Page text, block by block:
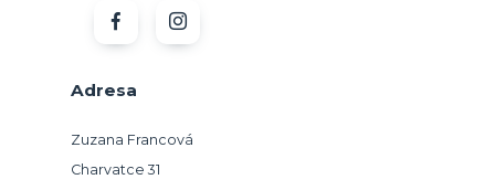
Adresa
Zuzana Francová
Charvatce 31